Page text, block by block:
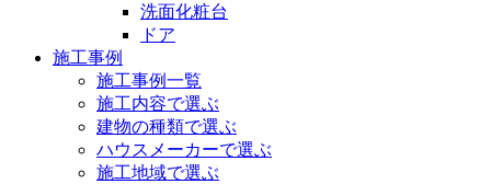
洗面化粧台
ドア
施工事例
施工事例一覧
施工内容で選ぶ
建物の種類で選ぶ
ハウスメーカーで選ぶ
施工地域で選ぶ